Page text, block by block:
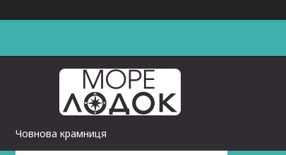
Човнова крамниця